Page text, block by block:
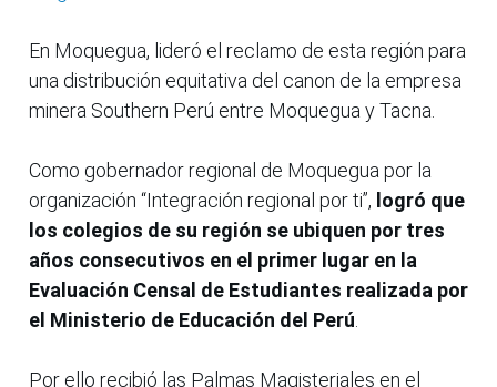
En Moquegua, lideró el reclamo de esta región para
una distribución equitativa del canon de la empresa
minera Southern Perú entre Moquegua y Tacna.
Como gobernador regional de Moquegua por la
organización “Integración regional por ti”, logró que
los colegios de su región se ubiquen por tres
años consecutivos en el primer lugar en la
Evaluación Censal de Estudiantes realizada por
el Ministerio de Educación del Perú
Por ello recibió las Palmas Magisteriales en el